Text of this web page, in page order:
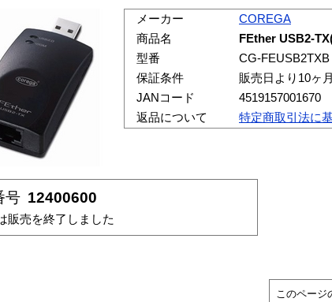
メーカー
COREGA
商品名
FEther USB2-
型番
CG-FEUSB2TXB
保証条件
販売日より10ヶ
JANコード
4519157001670
返品について
特定商取引法に
号 12400600
販売を終了しました
このページ